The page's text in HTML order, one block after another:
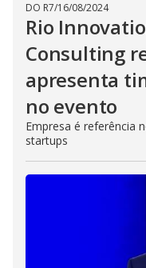
DO R7/16/08/2024
Rio
Consulting
apresenta
no evento
Empresa é referência
startups